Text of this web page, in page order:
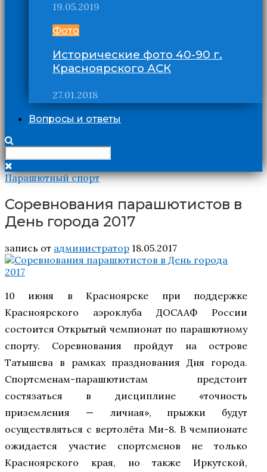
19.05.2019
Фото
Исторические фото 40-90 г.
Красноярского АСК
27.01.2018
Вопросы и ответы
Парашютный спорт
Соревнования парашютистов в
День города 2017
запись от администратор 18.05.2017
10 июня в Красноярске при поддержке
Красноярского аэроклуба ДОСААФ России
состоится Открытый чемпионат по парашютному
спорту. Соревнования пройдут на острове
Татышева в рамках празднования Дня города.
Спортсменам-парашютистам предстоит
состязаться в дисциплине «точность
приземления — личная», прыжки будут
осуществляться с вертолёта Ми-8. В чемпионате
ожидается участие спортсменов не только
Красноярского края, но также Иркутской,